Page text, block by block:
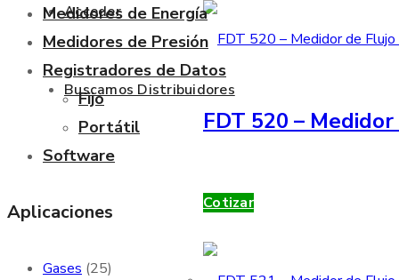
Acceder
Buscamos Distribuidores
FDT 520 –
Cotizar
Medidores de Energía
Medidores de Presión
Registradores de Datos
Fijo
Portátil
Software
Aplicaciones
Gases (25)